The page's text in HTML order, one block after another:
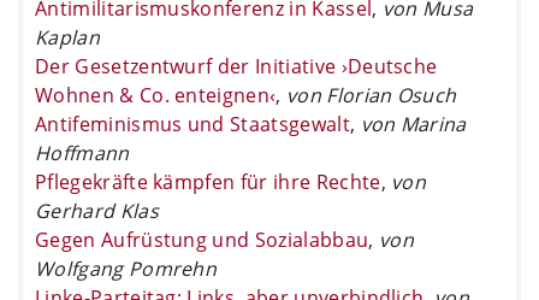
Antimilitarismuskonferenz in Kassel, von Musa
Kaplan
Der Gesetzentwurf der Initiative ›Deutsche
Wohnen & Co. enteignen‹, von Florian Osuch
Antifeminismus und Staatsgewalt, von Marina
Hoffmann
Pflegekräfte kämpfen für ihre Rechte, von
Gerhard Klas
Gegen Aufrüstung und Sozialabbau, von
Wolfgang Pomrehn